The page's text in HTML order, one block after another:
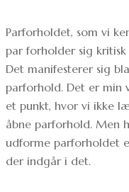
Parforholdet, som vi
par forholder sig
Det manifesterer sig
parforhold. Det er min
et punkt, hvor vi ikke
åbne parforhold. Men
udforme parforholdet
der indgår i det.